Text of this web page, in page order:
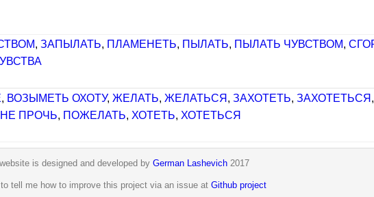
, ЗАПЫЛАТЬ, ПЛАМЕНЕТЬ, ПЫЛАТЬ, ПЫЛАТЬ ЧУВСТВОМ,
, ВОЗЫМЕТЬ ОХОТУ, ЖЕЛАТЬ, ЖЕЛАТЬСЯ , ЗАХОТЕТЬ, ЗАХОТЕТЬСЯ ,
НЕ ПРОЧЬ, ПОЖЕЛАТЬ, ХОТЕТЬ, ХОТЕТЬСЯ
is designed and developed by German Lashevich 2017
to tell me how to improve this project via an issue at Github project